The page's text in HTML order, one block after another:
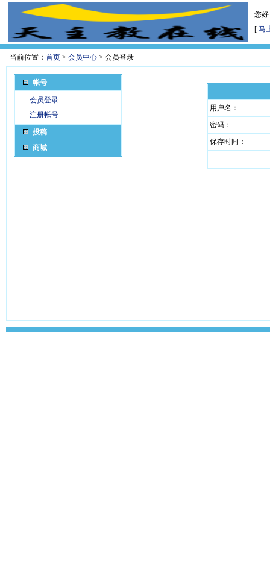
您
[ 马
当前位置： 首页 > 会员中心 > 会员登录
帐号
会员登录
注册帐号
投稿
商城
用户名：
密码：
保存时间：